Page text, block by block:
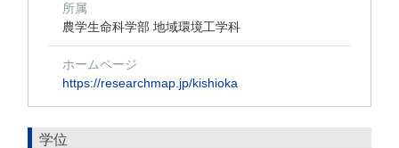
所属
農学生命科学部 地域環境工学科
ホームページ
https://researchmap.jp/kishioka
学位